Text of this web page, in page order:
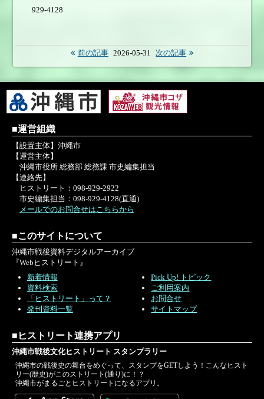
929-4128
前の記事 2026-05-31 次の記事
■運営組織
【設置主体】沖縄市
【運営主体】
沖縄市役所 総務部 総務課 市史編集担当
【連絡先】
ヒストリート：098-929-2922
市史編集担当：098-929-4128(直通)
メールでのお問合せはこちらから
■このサイトについて
沖縄市戦後資料デジタルアーカイブ
『Webヒストリート』
新着情報
資料検索
「ヒストリート」って？
発刊資料一覧
Pick Up! トピック
ご利用案内
お問合せ
サイトマップ
■ヒストリート連携アプリ
沖縄市戦後文化ヒストリート スタンプラリー
沖縄市の戦後史の舞台をめぐって、スタンプをGETしよう！こんなヒスト
リー(歴史)がこのストリート(通り)に！？
沖縄市がまるごとヒストリートになるアプリ。